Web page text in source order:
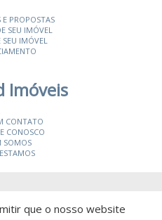
E PROPOSTAS
SEU IMÓVEL
SEU IMÓVEL
Imóveis
CONTATO
CONOSCO
SOMOS
que o nosso website